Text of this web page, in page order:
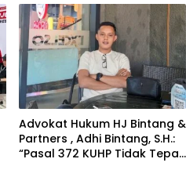
Advokat Hukum HJ Bintang &
Partners , Adhi Bintang, S.H.:
“Pasal 372 KUHP Tidak Tepat